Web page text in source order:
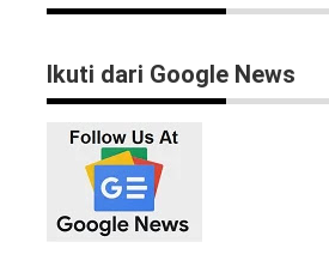
Ikuti dari Google News